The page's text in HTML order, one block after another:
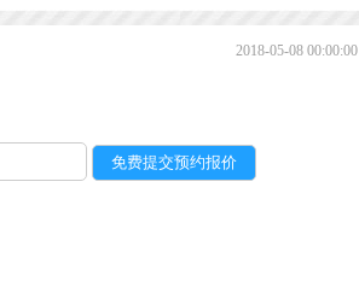
2018-05-08 00:00:00